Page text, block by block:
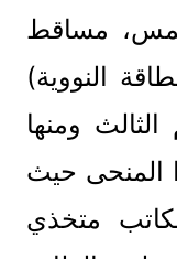
مساقط
النووية)
ومنها
المنحى حيث
متخذي